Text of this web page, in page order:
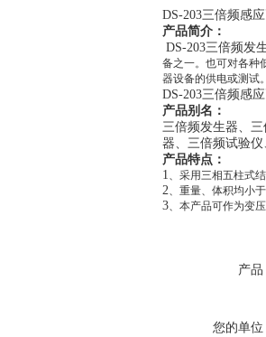
DS-203三倍频感
产品简介：
DS-203三倍频发
备之一。也可对各种
器设备的供电或测试
DS-203三倍频感
产品别名：
三倍频发生器、
器、三倍频试验
产品特点：
1、采用三相五柱式
2、重量、体积均小
3、本产品可作为变
产品
您的单位